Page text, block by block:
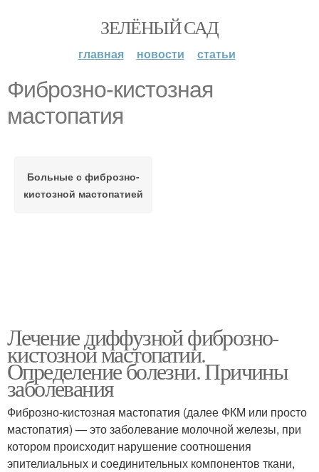
ЗЕЛЁНЫЙ САД
главная новости статьи
Фиброзно-кистозная
мастопатия
Больные с фиброзно-
кистозной мастопатией
Лечение диффузной фиброзно-
кистозной мастопатии.
Определение болезни. Причины
заболевания
Фиброзно-кистозная мастопатия (далее ФКМ или просто
мастопатия) — это заболевание молочной железы, при
котором происходит нарушение соотношения
эпителиальных и соединительных компонентов ткани,